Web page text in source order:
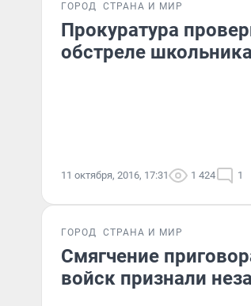
ГОРОД СТРАНА И МИР
Прокуратура
обстреле
11 октября, 2016, 17:31 1 424 1
ГОРОД СТРАНА И МИР
Смягчение
войск признали